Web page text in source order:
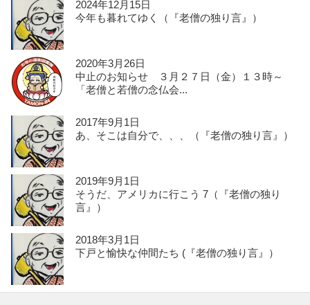
2024年12月15日
今年も暮れてゆく（『老僧の独り言』）
2020年3月26日
中止のお知らせ ３月２７日（金）１３時～
「老僧と若僧の念仏会...
2017年9月1日
あ、そこは自分で、、、（『老僧の独り言』）
2019年9月1日
そうだ、アメリカに行こう 7（『老僧の独り
言』）
2018年3月1日
下戸と愉快な仲間たち (『老僧の独り言』）